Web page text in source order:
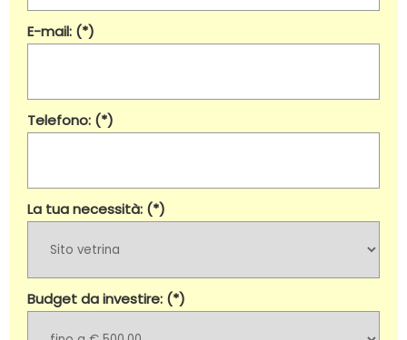
E-mail: (*)
Telefono: (*)
La tua necessità: (*)
Budget da investire: (*)